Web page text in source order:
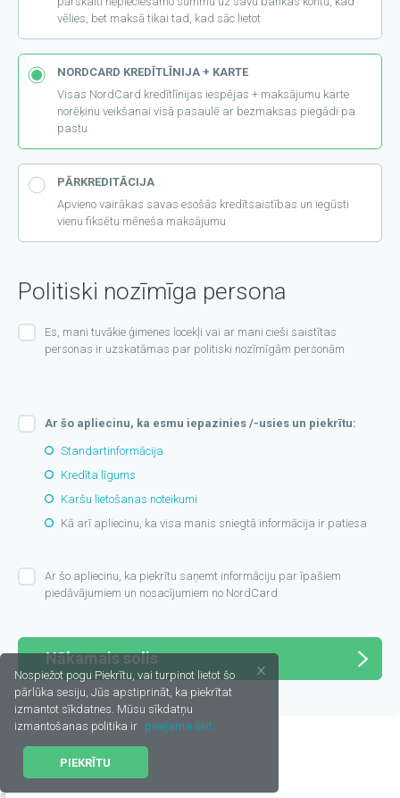
Nospiežot pogu Piekrītu, vai turpinot lietot šo
pārlūka sesiju, Jūs apstiprināt, ka piekrītat
izmantot sīkdatnes. Mūsu sīkdatņu
izmantošanas politika ir pieejama šeit
PIEKRĪTU
vēlies, bet maksā tikai tad, kad sāc lietot
NORDCARD KREDĪTLĪNIJA + KARTE
Visas NordCard kredītlīnijas iespējas + maksājumu karte
norēķinu veikšanai visā pasaulē ar bezmaksas piegādi pa
pastu
PĀRKREDITĀCIJA
Apvieno vairākas savas esošās kredītsaistības un iegūsti
vienu fiksētu mēneša maksājumu
Politiski nozīmīga persona
Es, mani tuvākie ģimenes locekļi vai ar mani cieši saistītas
personas ir uzskatāmas par politiski nozīmīgām personām
Ar šo apliecinu, ka esmu iepazinies /-usies un piekrītu:
Standartinformācija
Kredīta līgums
Karšu lietošanas noteikumi
Kā arī apliecinu, ka visa manis sniegtā informācija ir patiesa
Ar šo apliecinu, ka piekrītu saņemt informāciju par īpašiem
piedāvājumiem un nosacījumiem no NordCard
Nākamais solis